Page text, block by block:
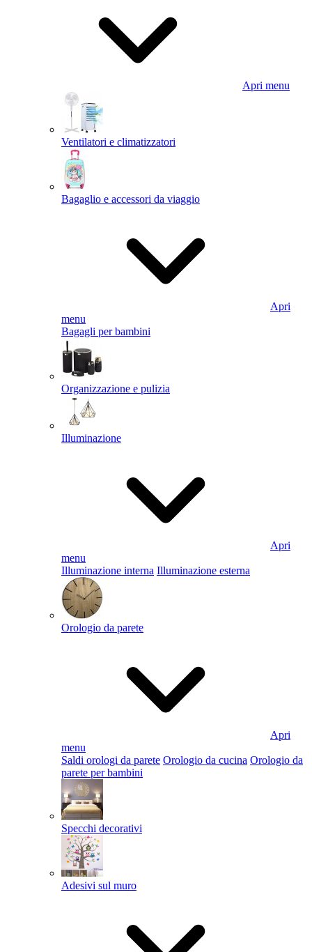
Apri menu
Ventilatori e climatizzatori
Bagaglio e accessori da viaggio
Apri
menu
Bagagli per bambini
Organizzazione e pulizia
Illuminazione
Apri
menu
Illuminazione interna Illuminazione esterna
Orologio da parete
Apri
menu
Saldi orologi da parete Orologio da cucina Orologio da
parete per bambini
Specchi decorativi
Adesivi sul muro